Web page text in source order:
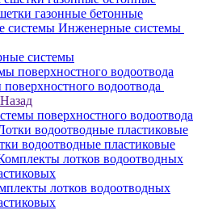
газонные бетонные
Инженерные системы
системы
водоотвода
Назад
поверхностного водоотвода
водоотводные пластиковые
лотков водоотводных